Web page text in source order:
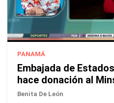
PANAMÁ
Embajada de
hace donación al
Benita De León